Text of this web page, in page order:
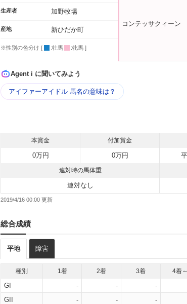
生産者 加野牧場
産地 新ひだか町
※性別の色分け [ :牡馬 :牝馬 ]
コンテッサクィーン
Agent i に聞いてみよう
アイファーアイドル 馬名の意味は？
本賞金 付加賞金
0万円 0万円
連対時の馬体重
連対なし
2019/4/16 00:00
総合成績
平地 障害
種別 1着 2着 3着 4着～
GI - - -
GII
- - -